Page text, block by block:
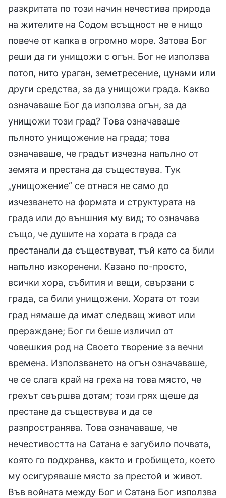
разкритата по този начин нечестива природа
на жителите на Содом всъщност не е нищо
повече от капка в огромно море. Затова Бог
реши да ги унищожи с огън. Бог не използва
потоп, нито ураган, земетресение, цунами или
други средства, за да унищожи града. Какво
означаваше Бог да използва огън, за да
унищожи този град? Това означаваше
пълното унищожение на града; това
означаваше, че градът изчезна напълно от
земята и престана да съществува. Тук
„унищожение“ се отнася не само до
изчезването на формата и структурата на
града или до външния му вид; то означава
също, че душите на хората в града са
престанали да съществуват, тъй като са били
напълно изкоренени. Казано по-просто,
всички хора, събития и вещи, свързани с
града, са били унищожени. Хората от този
град нямаше да имат следващ живот или
прераждане; Бог ги беше изличил от
човешкия род на Своето творение за вечни
времена. Използването на огън означаваше,
че се слага край на греха на това място, че
грехът свършва дотам; този грях щеше да
престане да съществува и да се
разпространява. Това означаваше, че
нечестивостта на Сатана е загубило почвата,
която го подхранва, както и гробището, което
му осигуряваше място за престой и живот.
Във войната между Бог и Сатана Бог използва